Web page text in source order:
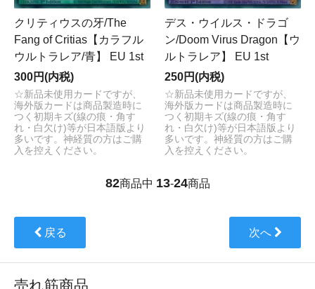
クリティウスの牙/The
Fang of Critias【カラフル
ウルトラレア/青】 EU 1st
300円(内税)
☆新品未使用カードですが、
海外版カードは商品製造時に
つく初期キズ(線の痕・角す
れ・白欠け)等が日本語版より
多いです。神経質の方はご購
入を控えください。
デス・ウイルス・ドラゴ
ン/Doom Virus Dragon【ウ
ルトラレア】 EU 1st
250円(内税)
☆新品未使用カードですが、
海外版カードは商品製造時に
つく初期キズ(線の痕・角す
れ・白欠け)等が日本語版より
多いです。神経質の方はご購
入を控えください。
82商品中 13-24商品
戻る 次へ
売れ筋商品